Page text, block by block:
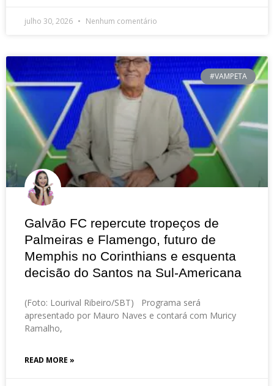
julho 30, 2026 Nenhum comentário
#VAMPETA
Galvão FC repercute tropeços de
Palmeiras e Flamengo, futuro de
Memphis no Corinthians e esquenta
decisão do Santos na Sul-Americana
(Foto: Lourival Ribeiro/SBT) Programa será
apresentado por Mauro Naves e contará com Muricy
Ramalho,
READ MORE »